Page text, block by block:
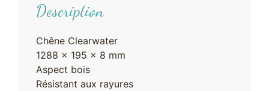
Description
Chêne Clearwater
1288 x 195 x 8 mm
Aspect bois
Résistant aux rayures